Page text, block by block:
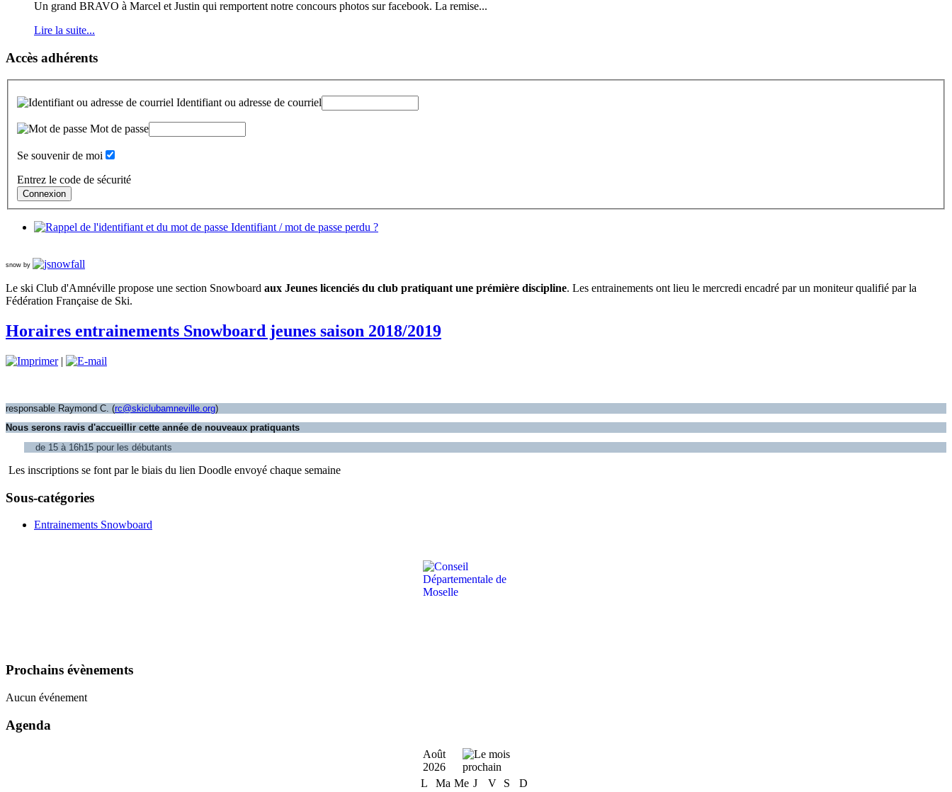
Un grand BRAVO à Marcel et Justin qui remportent notre concours photos sur facebook. La remise...
Lire la suite...
Accès adhérents
Identifiant ou adresse de courriel
Mot de passe
Se souvenir de moi
Entrez le code de sécurité
Identifiant / mot de passe perdu ?
snow by
Le ski Club d'Amnéville propose une section Snowboard aux Jeunes licenciés du club pratiquant une prémière discipline. Les entrainements ont lieu le mercredi encadré par un moniteur qualifié par la
Fédération Française de Ski.
Horaires entrainements Snowboard jeunes saison 2018/2019
|
responsable Raymond C. (rc@skiclubamneville.org)
Nous serons ravis d'accueillir cette année de nouveaux pratiquants
de 15 à 16h15 pour les débutants
Les inscriptions se font par le biais du lien Doodle envoyé chaque semaine
Sous-catégories
Entrainements Snowboard
Prochains évènements
Aucun événement
Agenda
Août
2026
L
Ma Me J V S D